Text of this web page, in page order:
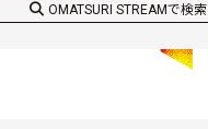
OMATSURI STREAMで検索